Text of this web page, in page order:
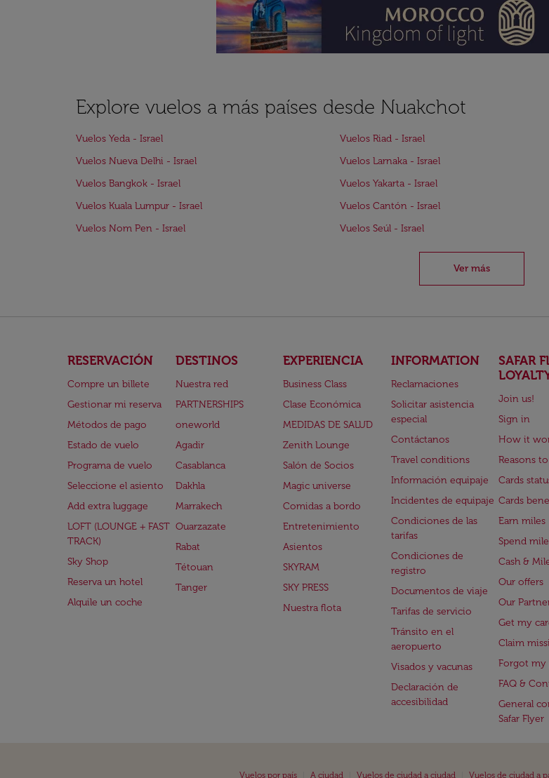
Explore vuelos a más países desde Nuakchot
Vuelos Yeda - Israel Vuelos Riad - Israel
Vuelos Nueva Delhi - Israel
Vuelos Larnaka - Israel
Vuelos Bangkok - Israel
Vuelos Yakarta - Israel
Vuelos Kuala Lumpur - Israel
Vuelos Cantón - Israel
Vuelos Nom Pen - Israel
Vuelos Seúl - Israel
Ver más
RESERVACIÓN
Compre un billete
Gestionar mi reserva
Métodos de pago
Estado de vuelo
Programa de vuelo
Seleccione el asiento
Add extra luggage
LOFT (LOUNGE + FAST
TRACK)
Sky Shop
Reserva un hotel
Alquile un coche
DESTINOS
Nuestra red
PARTNERSHIPS
oneworld
Agadir
Casablanca
Dakhla
Marrakech
Ouarzazate
Rabat
Tétouan
Tanger
EXPERIENCIA
Business Class
Clase Económica
MEDIDAS DE SALUD
Zenith Lounge
Salón de Socios
Magic universe
Comidas a bordo
Entretenimiento
Asientos
SKYRAM
SKY PRESS
Nuestra flota
INFORMATION
Reclamaciones
Solicitar asistencia
especial
Contáctanos
Travel conditions
Información equipaje
Incidentes de equipaje
Condiciones de las
tarifas
Condiciones de
registro
Documentos de viaje
Tarifas de servicio
Tránsito en el
aeropuerto
Visados y vacunas
Declaración de
accesibilidad
SAFAR
Join us!
Sign in
How it
Reasons
Cards
Cards
Earn miles
Spend
Cash &
Our offers
Our
Get my
Claim
Forgot my
FAQ &
General
Safar Flyer
Vuelos por país A ciudad Vuelos de ciudad a ciudad Vuelos de ciudad a